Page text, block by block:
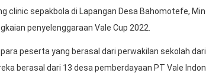
clinic sepakbola di Lapangan Desa Bahomotefe,
penyelenggaraan Vale Cup 2022.
peserta yang berasal dari perwakilan sekolah
berasal dari 13 desa pemberdayaan PT Vale